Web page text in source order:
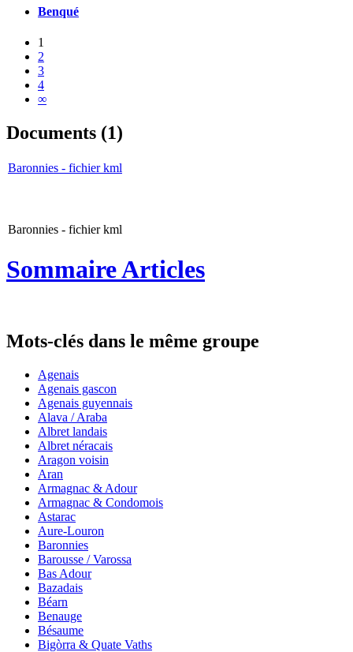
Benqué
1
2
3
4
∞
Documents (1)
Baronnies - fichier kml
Baronnies - fichier kml
Sommaire Articles
Mots-clés dans le même groupe
Agenais
Agenais gascon
Agenais guyennais
Alava / Araba
Albret landais
Albret néracais
Aragon voisin
Aran
Armagnac & Adour
Armagnac & Condomois
Astarac
Aure-Louron
Baronnies
Barousse / Varossa
Bas Adour
Bazadais
Béarn
Benauge
Bésaume
Bigòrra & Quate Vaths